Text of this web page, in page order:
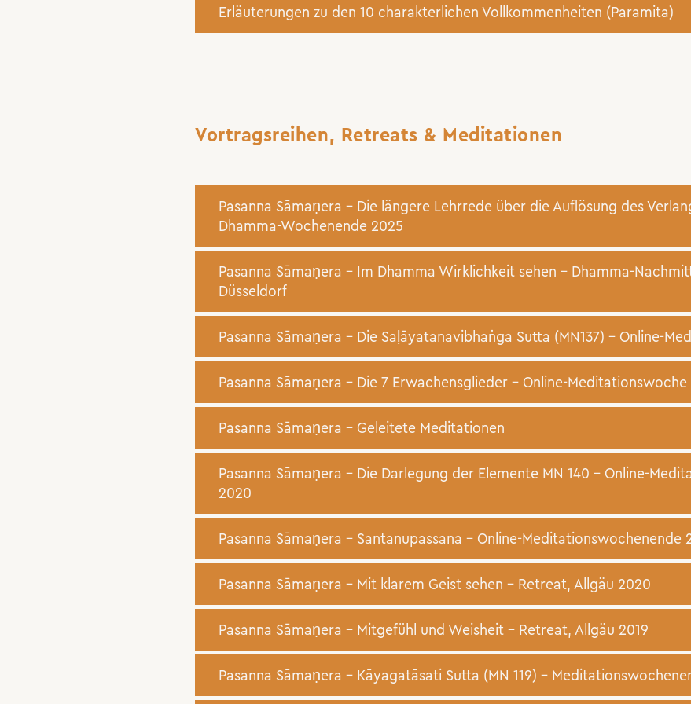
Erläuterungen zu den 10 charakterlichen Vollkommenheiten (Paramita)
Vortragsreihen, Retreats & Meditationen
Pasanna Sāmaṇera – Die längere Lehrrede über die Auflösung des
Dhamma-Wochenende 2025
Pasanna Sāmaṇera – Im Dhamma Wirklichkeit sehen – Dhamma-
Düsseldorf
Pasanna Sāmaṇera – Die Saḷāyatanavibhaṅga Sutta (MN137) – Online-
Pasanna Sāmaṇera – Die 7 Erwachensglieder – Online-Meditationswoche
Pasanna Sāmaṇera – Geleitete Meditationen
Pasanna Sāmaṇera – Die Darlegung der Elemente MN 140 – Online-
2020
Pasanna Sāmaṇera – Santanupassana – Online-Meditationswochenende
Pasanna Sāmaṇera – Mit klarem Geist sehen – Retreat, Allgäu 2020
Pasanna Sāmaṇera – Mitgefühl und Weisheit – Retreat, Allgäu 2019
Pasanna Sāmaṇera – Kāyagatāsati Sutta (MN 119) –